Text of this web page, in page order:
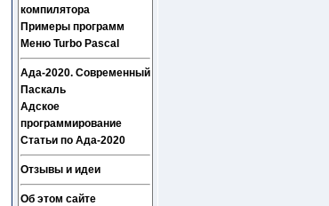
компилятора
Примеры программ
Меню Turbo Pascal
Ада-2020. Современный
Паскаль
Адское
программирование
Статьи по Ада-2020
Отзывы и идеи
Об этом сайте